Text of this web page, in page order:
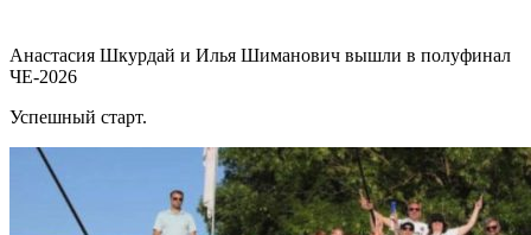
Анастасия Шкурдай и Илья Шиманович вышли в полуфинал
ЧЕ-2026
Успешный старт.